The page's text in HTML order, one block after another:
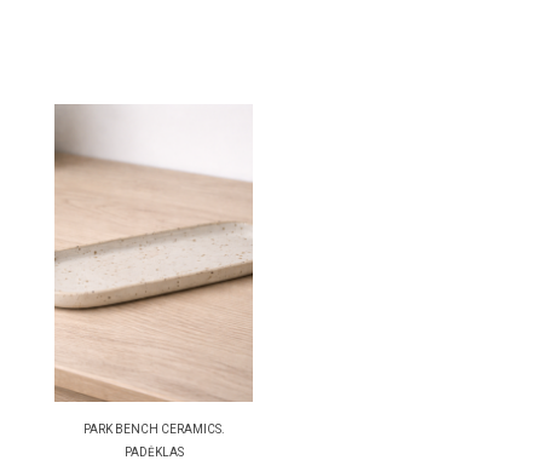
PARK BENCH CERAMICS.
PADĖKLAS